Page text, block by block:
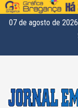
07 de agosto de 2026